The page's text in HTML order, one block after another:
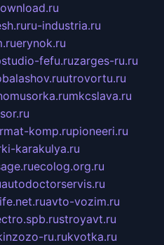
ru-industria.ru
erynok.ru
fefu.ruzarges-ru.ru
utrovortu.ru
mkcslava.ru
komp.rupioneeri.ru
karakulya.ru
ecolog.org.ru
autodoctorservis.ru
avto-vozim.ru
stroyavt.ru
ru.rukvotka.ru